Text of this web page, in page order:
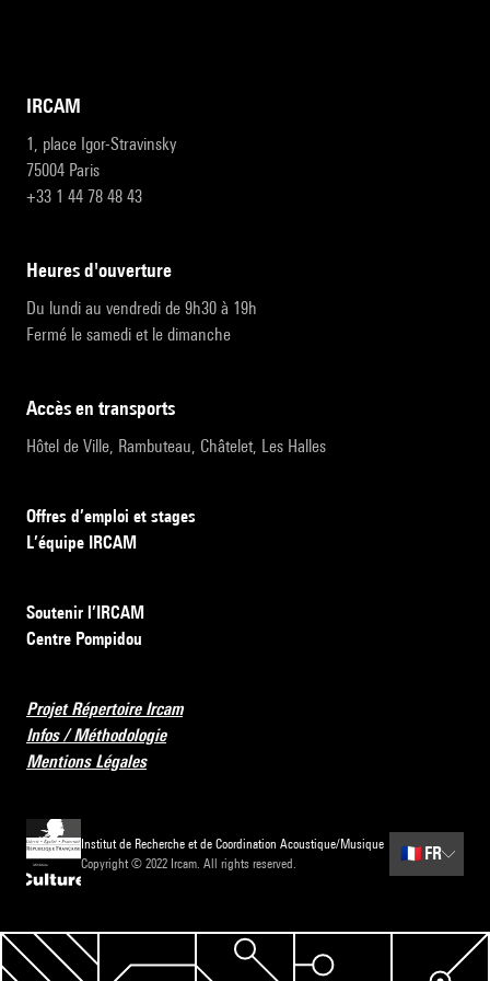
IRCAM
1, place Igor-Stravinsky
75004 Paris
+33 1 44 78 48 43
heures d'ouverture
Du lundi au vendredi de 9h30 à 19h
Fermé le samedi et le dimanche
accès en transports
Hôtel de Ville, Rambuteau, Châtelet, Les Halles
Offres d’emploi et stages
L’équipe IRCAM
Soutenir l’IRCAM
Centre Pompidou
Projet Répertoire Ircam
Infos / Méthodologie
Mentions Légales
Institut de Recherche et de Coordination Acoustique/Musique
Copyright © 2022 Ircam. All rights reserved.
🇫🇷 FR